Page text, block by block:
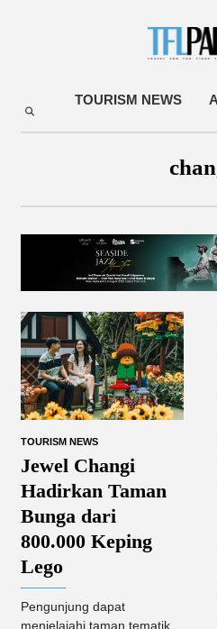
TOURISM NEWS
TOURISM NEWS
Jewel Changi
Hadirkan Taman
Bunga dari
800.000 Keping
Lego
Pengunjung dapat
menjelajahi taman tematik,